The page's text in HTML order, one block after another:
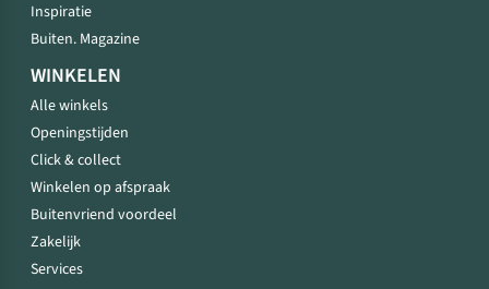
Inspiratie
Buiten. Magazine
WINKELEN
Alle winkels
Openingstijden
Click & collect
Winkelen op afspraak
Buitenvriend voordeel
Zakelijk
Services